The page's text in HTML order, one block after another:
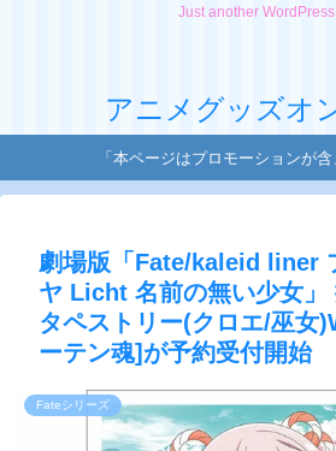
Just another
アニメグッズオ
「本ページはプロモーションが含
劇場版「Fate/kaleid liner
ヤ Licht 名前の無い少女」
タペストリー(クロエ/巫女
ーテン魂]が予約受付開始
Fateシリーズ